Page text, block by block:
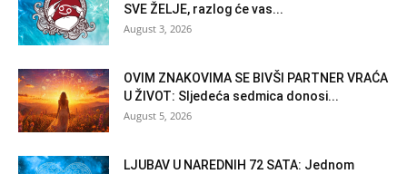
SVE ŽELJE, razlog će vas...
August 3, 2026
OVIM ZNAKOVIMA SE BIVŠI PARTNER VRAĆA
U ŽIVOT: Sljedeća sedmica donosi...
August 5, 2026
LJUBAV U NAREDNIH 72 SATA: Jednom